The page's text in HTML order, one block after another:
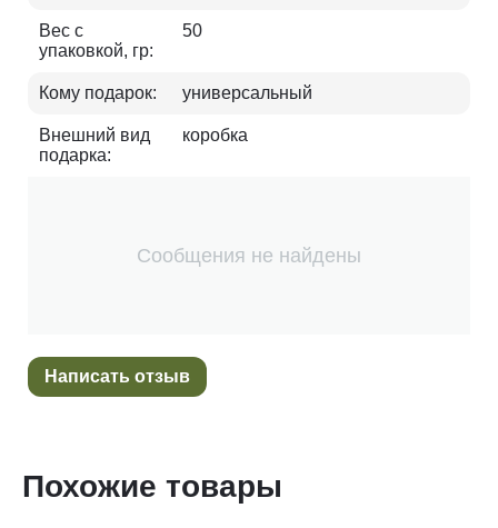
Вес с
упаковкой, гр:
50
Кому подарок: универсальный
Внешний вид
подарка:
коробка
Сообщения не найдены
Написать отзыв
Похожие товары